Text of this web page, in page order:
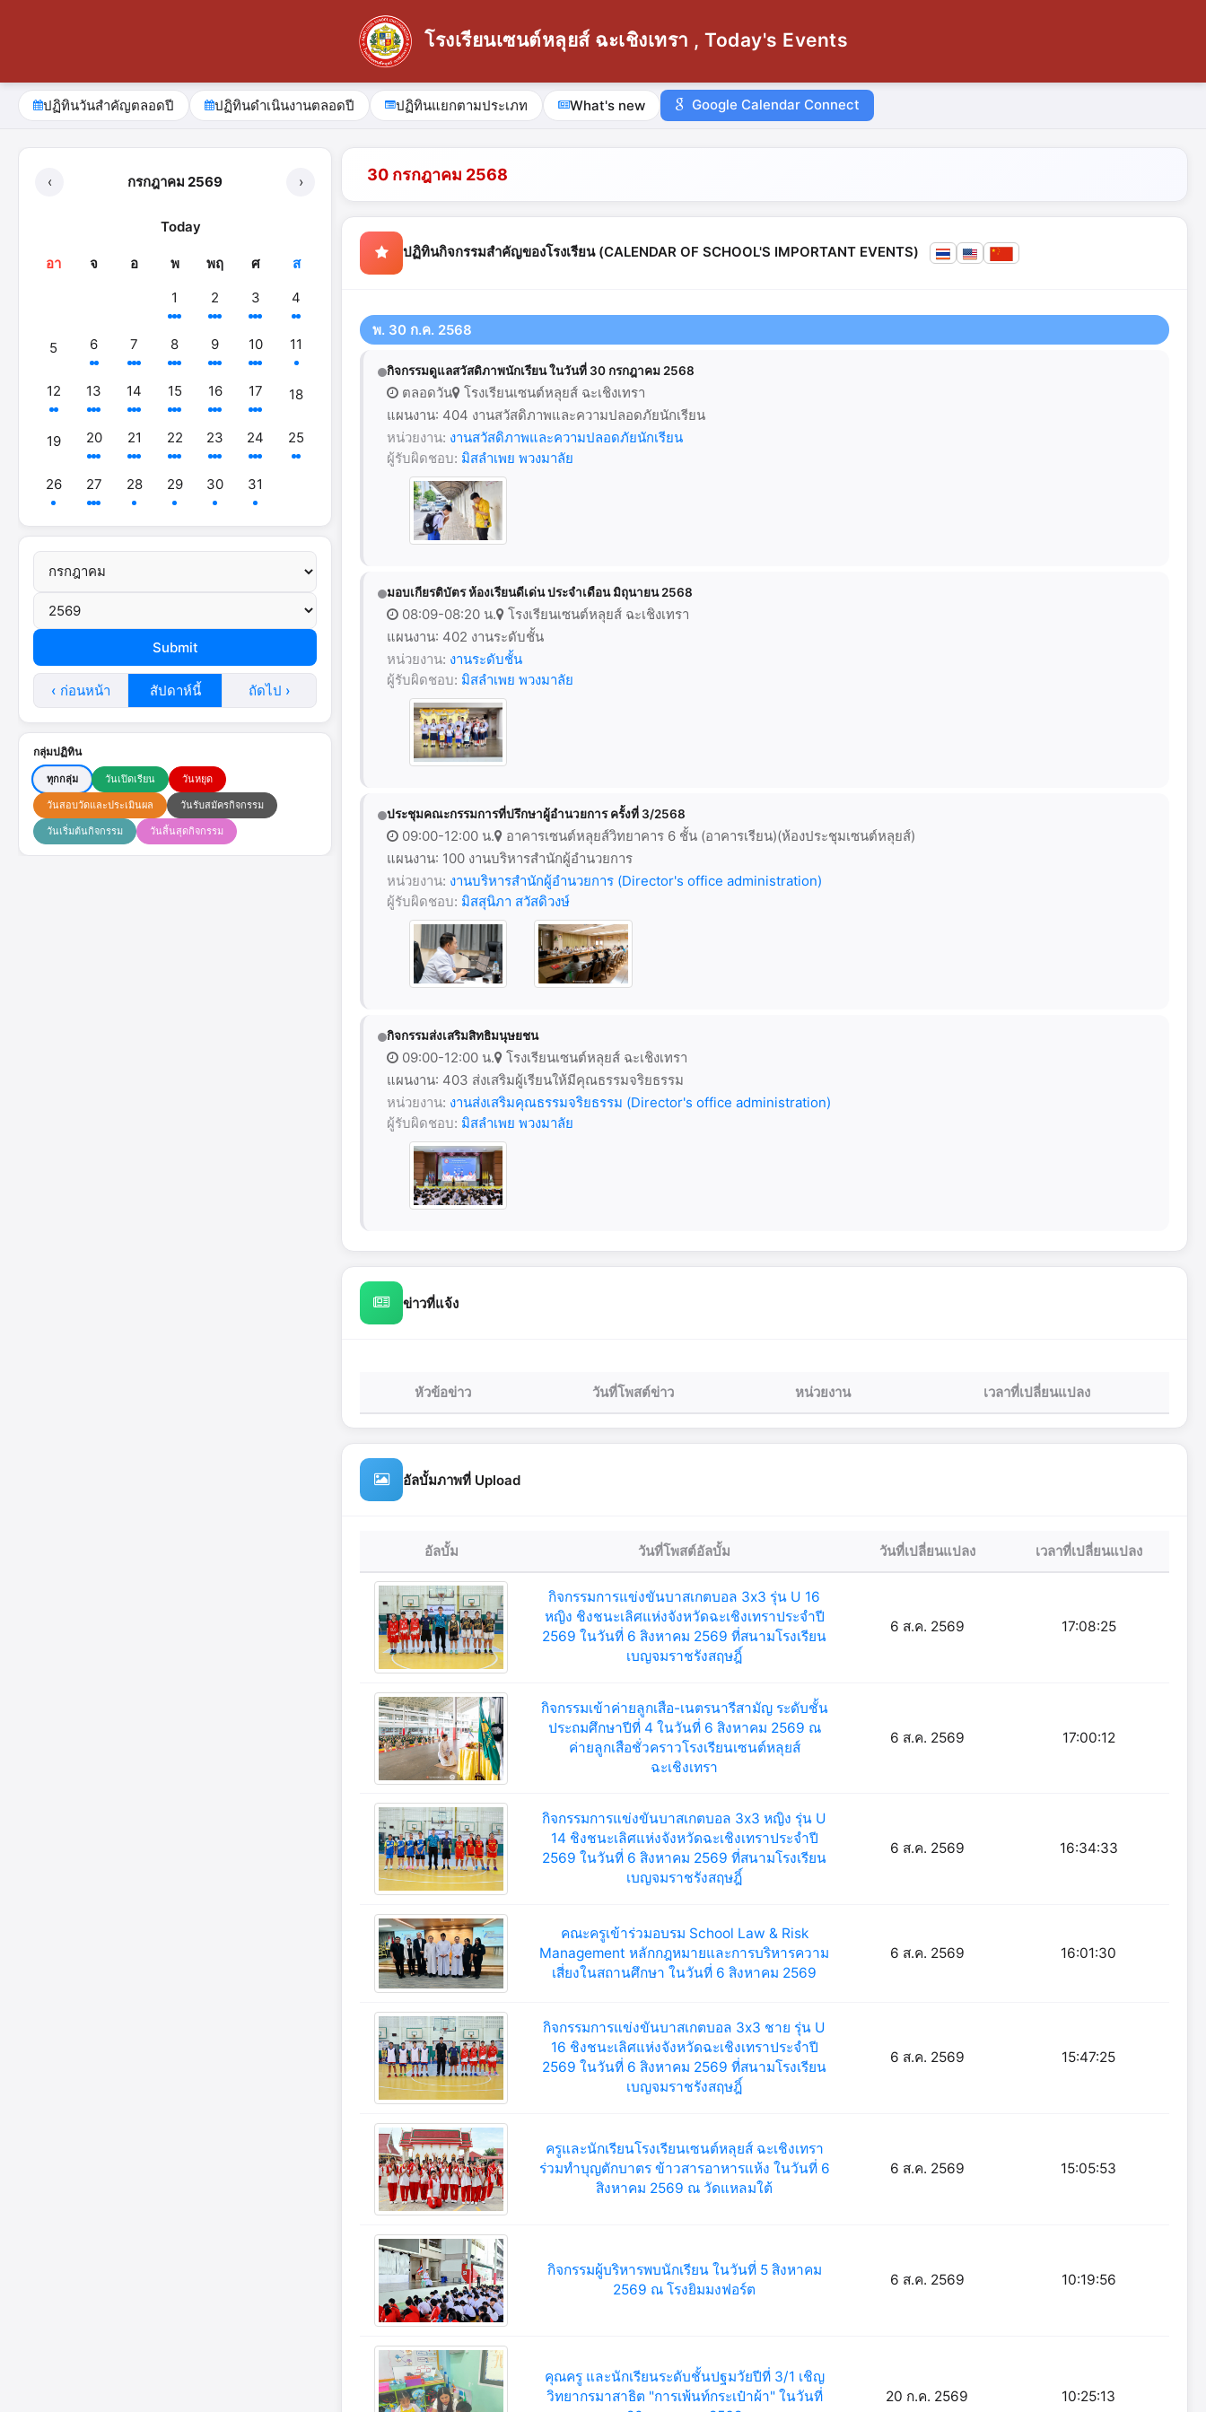
โรงเรียนเซนต์หลุยส์ ฉะเชิงเทรา , Today's Events
ปฏิทินวันสำคัญตลอดปี ปฏิทินดำเนินงานตลอดปี ปฏิทินแยกตามประเภท What's new Google Calendar Connect
‹ กรกฎาคม 2569 ›
Today
อา จ อ พ พฤ ศ
ส
1
2 3 4
5 6 7 8 9 10 11
12 13 14 15 16 17 18
19 20 21 22 23 24 25
26 27 28 29 30 31
‹ ก่อนหน้า สัปดาห์นี้ ถัดไป ›
กลุ่มปฏิทิน
ทุกกลุ่ม วันเปิดเรียน วันหยุด
วันสอบวัดและประเมินผล วันรับสมัครกิจกรรม
วันเริ่มต้นกิจกรรม วันสิ้นสุดกิจกรรม
30 กรกฎาคม 2568
ปฏิทินกิจกรรมสำคัญของโรงเรียน (CALENDAR OF SCHOOL'S IMPORTANT EVENTS)
พ. 30 ก.ค. 2568
กิจกรรมดูแลสวัสดิภาพนักเรียน ในวันที่ 30 กรกฎาคม 2568
ตลอดวัน
โรงเรียนเซนต์หลุยส์ ฉะเชิงเทรา
แผนงาน: 404 งานสวัสดิภาพและความปลอดภัยนักเรียน
หน่วยงาน: งานสวัสดิภาพและความปลอดภัยนักเรียน
ผู้รับผิดชอบ: มิสลำเพย พวงมาลัย
มอบเกียรติบัตร ห้องเรียนดีเด่น ประจำเดือน มิถุนายน 2568
08:09-08:20 น.
โรงเรียนเซนต์หลุยส์ ฉะเชิงเทรา
แผนงาน: 402 งานระดับชั้น
หน่วยงาน: งานระดับชั้น
ผู้รับผิดชอบ: มิสลำเพย พวงมาลัย
ประชุมคณะกรรมการที่ปรึกษาผู้อำนวยการ ครั้งที่ 3/2568
09:00-12:00 น.
อาคารเซนต์หลุยส์วิทยาคาร 6 ชั้น (อาคารเรียน)(ห้องประชุมเซนต์หลุยส์)
แผนงาน: 100 งานบริหารสำนักผู้อำนวยการ
หน่วยงาน: งานบริหารสำนักผู้อำนวยการ (Director's office administration)
ผู้รับผิดชอบ: มิสสุนิภา สวัสดิวงษ์
กิจกรรมส่งเสริมสิทธิมนุษยชน
09:00-12:00 น.
โรงเรียนเซนต์หลุยส์ ฉะเชิงเทรา
แผนงาน: 403 ส่งเสริมผู้เรียนให้มีคุณธรรมจริยธรรม
หน่วยงาน: งานส่งเสริมคุณธรรมจริยธรรม (Director's office administration)
ผู้รับผิดชอบ: มิสลำเพย พวงมาลัย
ข่าวที่แจ้ง
หัวข้อข่าว วันที่โพสต์ข่าว หน่วยงาน เวลาที่เปลี่ยนแปลง
อัลบั้มภาพที่ Upload
อัลบั้ม วันที่โพสต์อัลบั้ม วันที่เปลี่ยนแปลง เวลาที่เปลี่ยนแปลง
กิจกรรมการแข่งขันบาสเกตบอล 3x3 รุ่น U 16
หญิง ชิงชนะเลิศแห่งจังหวัดฉะเชิงเทราประจำปี
2569 ในวันที่ 6 สิงหาคม 2569 ที่สนามโรงเรียน
เบญจมราชรังสฤษฎิ์
6 ส.ค. 2569 17:08:25
กิจกรรมเข้าค่ายลูกเสือ-เนตรนารีสามัญ ระดับชั้น
ประถมศึกษาปีที่ 4 ในวันที่ 6 สิงหาคม 2569 ณ
ค่ายลูกเสือชั่วคราวโรงเรียนเซนต์หลุยส์
ฉะเชิงเทรา
6 ส.ค. 2569 17:00:12
กิจกรรมการแข่งขันบาสเกตบอล 3x3 หญิง รุ่น U
14 ชิงชนะเลิศแห่งจังหวัดฉะเชิงเทราประจำปี
2569 ในวันที่ 6 สิงหาคม 2569 ที่สนามโรงเรียน
เบญจมราชรังสฤษฎิ์
6 ส.ค. 2569 16:34:33
คณะครูเข้าร่วมอบรม School Law & Risk
Management หลักกฎหมายและการบริหารความ
เสี่ยงในสถานศึกษา ในวันที่ 6 สิงหาคม 2569
6 ส.ค. 2569 16:01:30
กิจกรรมการแข่งขันบาสเกตบอล 3x3 ชาย รุ่น U
16 ชิงชนะเลิศแห่งจังหวัดฉะเชิงเทราประจำปี
2569 ในวันที่ 6 สิงหาคม 2569 ที่สนามโรงเรียน
เบญจมราชรังสฤษฎิ์
6 ส.ค. 2569 15:47:25
ครูและนักเรียนโรงเรียนเซนต์หลุยส์ ฉะเชิงเทรา
ร่วมทำบุญตักบาตร ข้าวสารอาหารแห้ง ในวันที่ 6
สิงหาคม 2569 ณ วัดแหลมใต้
6 ส.ค. 2569 15:05:53
กิจกรรมผู้บริหารพบนักเรียน ในวันที่ 5 สิงหาคม
2569 ณ โรงยิมมงฟอร์ต
6 ส.ค. 2569 10:19:56
คุณครู และนักเรียนระดับชั้นปฐมวัยปีที่ 3/1 เชิญ
วิทยากรมาสาธิต "การเพ้นท์กระเป๋าผ้า" ในวันที่
20 ก.ค. 2569 10:25:13